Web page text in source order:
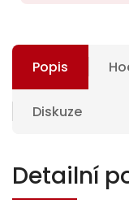
Popis
Diskuze
Detailní